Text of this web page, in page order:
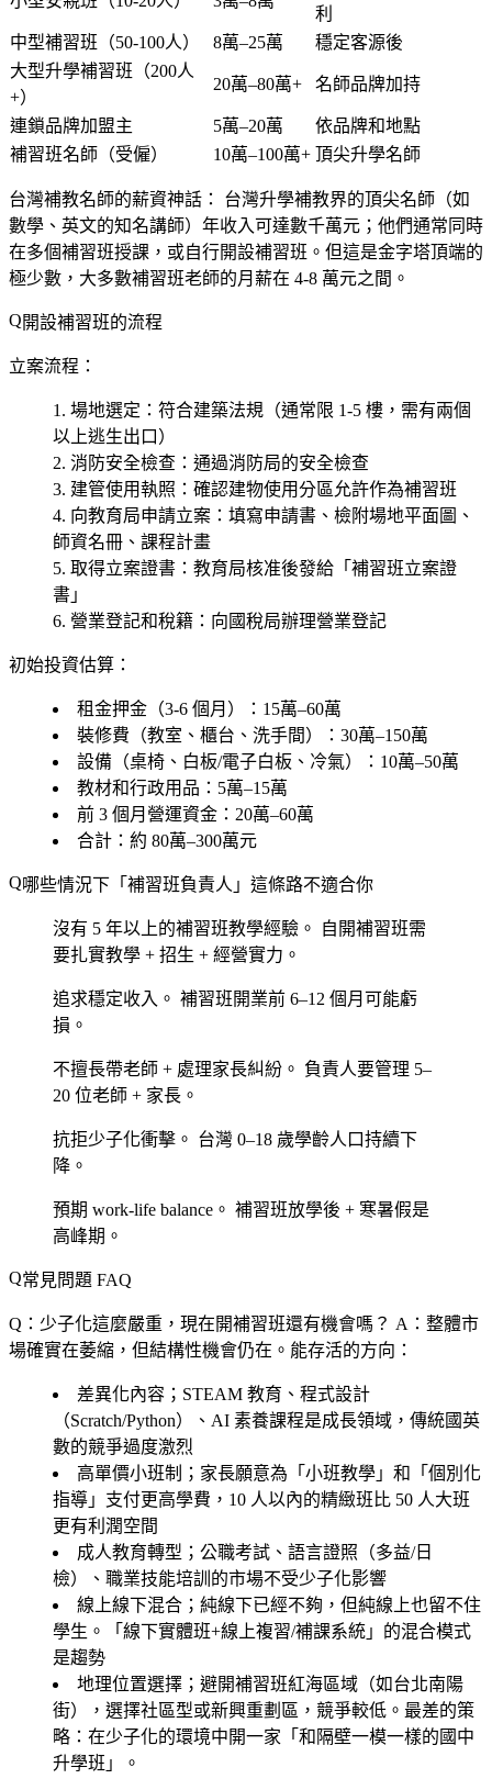
利
中型補習班（50-100人）
8萬–25萬
穩定客源後
大型升學補習班（200人
+）
20萬–80萬+ 名師品牌加持
連鎖品牌加盟主 5萬–20萬
依品牌和地點
補習班名師（受僱）
10萬–100萬+ 頂尖升學名師
台灣補教名師的薪資神話：
台灣升學補教界的頂尖名師（如
數學、英文的知名講師）年收入可達數千萬元；他們通常同時
在多個補習班授課，或自行開設補習班。但這是金字塔頂端的
極少數，大多數補習班老師的月薪在 4-8 萬元之間。
開設補習班的流程
立案流程：
場地選定 ：符合建築法規（通常限 1-5 樓，需有兩個
以上逃生出口）
消防安全檢查 ：通過消防局的安全檢查
建管使用執照 ：確認建物使用分區允許作為補習班
向教育局申請立案 ：填寫申請書、檢附場地平面圖、
師資名冊、課程計畫
取得立案證書 ：教育局核准後發給「補習班立案證
書」
營業登記和稅籍 ：向國稅局辦理營業登記
初始投資估算：
租金押金（3-6 個月）：15萬–60萬
裝修費（教室、櫃台、洗手間）：30萬–150萬
設備（桌椅、白板/電子白板、冷氣）：10萬–50萬
教材和行政用品：5萬–15萬
前 3 個月營運資金：20萬–60萬
合計：約 80萬–300萬元
哪些情況下「補習班負責人」這條路不適合你
沒有 5 年以上的補習班教學經驗。
自開補習班需
要扎實教學 + 招生 + 經營實力。
追求穩定收入。 補習班開業前 6–12 個月可能虧
損。
不擅長帶老師 + 處理家長糾紛。 負責人要管理 5–
20 位老師 + 家長。
抗拒少子化衝擊。 台灣 0–18 歲學齡人口持續下
降。
預期 work-life balance。 補習班放學後 + 寒暑假是
高峰期。
常見問題 FAQ
Q：少子化這麼嚴重，現在開補習班還有機會嗎？ A：整體市
場確實在萎縮，但結構性機會仍在。能存活的方向：
差異化內容；STEAM 教育、程式設計
（Scratch/Python）、AI 素養課程是成長領域，傳統國英
數的競爭過度激烈
高單價小班制；家長願意為「小班教學」和「個別化
指導」支付更高學費，10 人以內的精緻班比 50 人大班
更有利潤空間
成人教育轉型；公職考試、語言證照（多益/日
檢）、職業技能培訓的市場不受少子化影響
線上線下混合；純線下已經不夠，但純線上也留不住
學生。「線下實體班+線上複習/補課系統」的混合模式
是趨勢
地理位置選擇；避開補習班紅海區域（如台北南陽
街），選擇社區型或新興重劃區，競爭較低。最差的策
略：在少子化的環境中開一家「和隔壁一模一樣的國中
升學班」。